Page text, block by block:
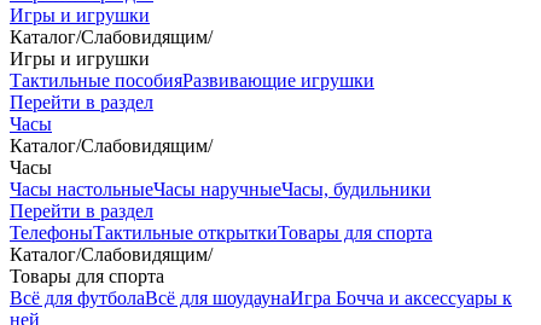
Игры и игрушки
Каталог/Слабовидящим/
Игры и игрушки
Тактильные пособияРазвивающие игрушки
Перейти в раздел
Часы
Каталог/Слабовидящим/
Часы
Часы настольныеЧасы наручныеЧасы, будильники
Перейти в раздел
ТелефоныТактильные открыткиТовары для спорта
Каталог/Слабовидящим/
Товары для спорта
Всё для футболаВсё для шоудаунаИгра Бочча и аксессуары к
ней